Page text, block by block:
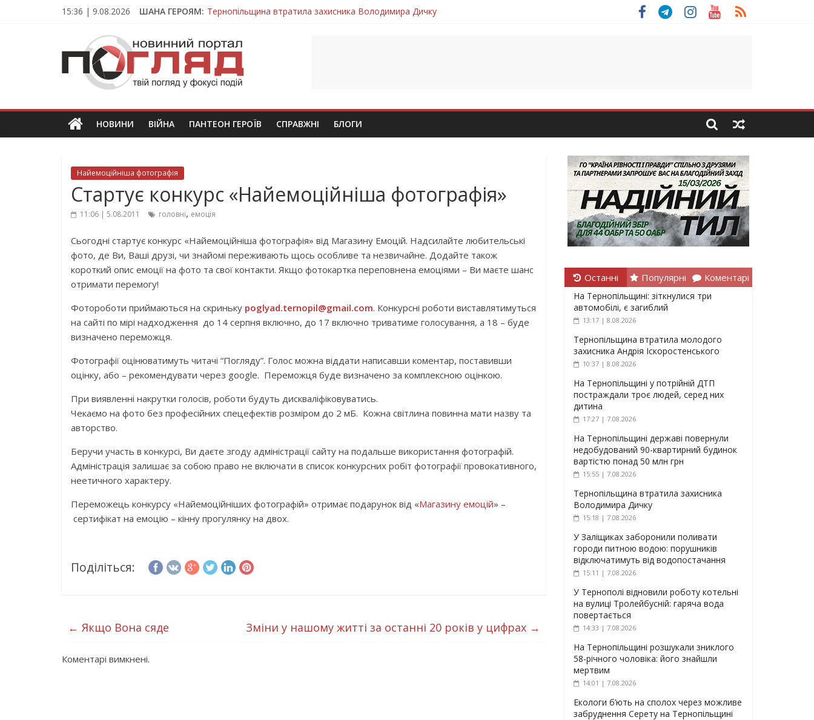
15:36 | 9.08.2026 ШАНА ГЕРОЯМ: Тернопільщина втратила захисника Володимира Дичку
На війні загинув молодий захисник Дмитро Березко з Тернопільщини
Тернопільщина втратила захисника Володимира Вельму
Тернопільщина втратила молодого захисника Андрія Іскоростенського
ПОГЛЯД
Новини
Тернополя.
новини
та
НОВИНИ ВІЙНА ПАНТЕОН ГЕРОЇВ СПРАВЖНІ БЛОГИ
Найемоційніша фотографія
Стартує конкурс «Найемоційніша фотографія»
11:06 | 5.08.2011 головні, емоція
Сьогодні стартує конкурс «Найемоційніша фотографія» від Магазину Емоцій. Надсилайте любительські
фото, де Ви, Ваші друзі, чи знайомі переживають щось особливе та незвичайне. Додайте також
короткий опис емоції на фото та свої контакти. Якщо фотокартка переповнена емоціями – Ви маєте шанс
отримати перемогу!
Фотороботи приймаються на скриньку poglyad.ternopil@gmail.com. Конкурсні роботи виставлятимуться
на сайті по мірі надходження до 14 серпня включно, до 17 включно триватиме голосування, а 18 – буде
визначено переможця.
Фотографії оцінюватимуть читачі “Погляду”. Голос можна віддати написавши коментар, поставивши
оцінку, або – рекомендувати через google. Переможця буде визначено за комплексною оцінкою.
При виявленні накрутки голосів, роботи будуть дискваліфіковуватись.
Чекаємо на фото без професійних спецефектів розміром до 2 мБ. Кожна світлина повинна мати назву та
авторство.
Беручи участь в конкурсі, Ви даєте згоду адміністрації сайту на подальше використання фотографій.
Адміністрація залишає за собою право не включати в список конкурсних робіт фотографії провокативного,
неетичного характеру.
Переможець конкурсу «Найемоційніших фотографій» отримає подарунок від «Магазину емоцій» –
сертифікат на емоцію – кінну прогулянку на двох.
Поділіться:
← Якщо Вона сяде Зміни у нашому житті за останні 20 років у цифрах →
Коментарі вимкнені.
Останні Популярні Коментарі
На Тернопільщині: зіткнулися три
автомобілі, є загиблий
13:17 | 8.08.2026
Тернопільщина втратила молодого
захисника Андрія Іскоростенського
10:37 | 8.08.2026
На Тернопільщині у потрійній ДТП
постраждали троє людей, серед них
дитина
17:27 | 7.08.2026
На Тернопільщині державі повернули
недобудований 90-квартирний будинок
вартістю понад 50 млн грн
15:55 | 7.08.2026
Тернопільщина втратила захисника
Володимира Дичку
15:18 | 7.08.2026
У Заліщиках заборонили поливати
городи питною водою: порушників
відключатимуть від водопостачання
15:11 | 7.08.2026
У Тернополі відновили роботу котельні
на вулиці Тролейбусній: гаряча вода
повертається
14:33 | 7.08.2026
На Тернопільщині розшукали зниклого
58-річного чоловіка: його знайшли
мертвим
14:01 | 7.08.2026
Екологи б’ють на сполох через можливе
забруднення Серету на Тернопільщині